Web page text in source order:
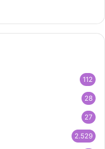
112
28
27
2.529